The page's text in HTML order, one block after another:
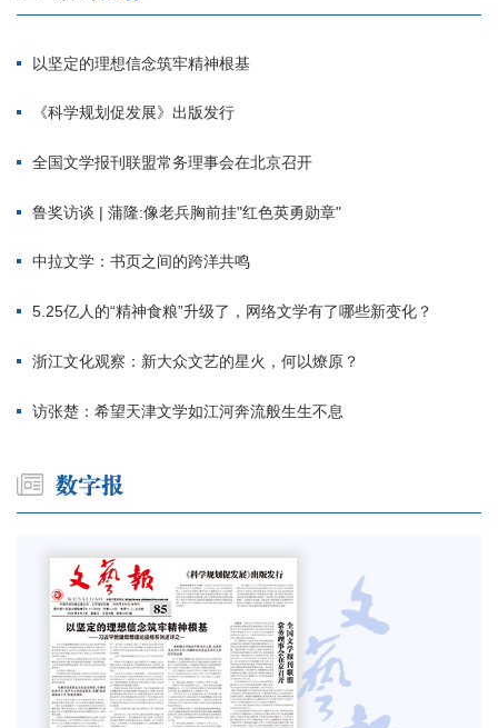
以坚定的理想信念筑牢精神根基
《科学规划促发展》出版发行
全国文学报刊联盟常务理事会在北京召开
鲁奖访谈 | 蒲隆:像老兵胸前挂"红色英勇勋章"
中拉文学：书页之间的跨洋共鸣
5.25亿人的“精神食粮”升级了，网络文学有了哪些新变化？
浙江文化观察：新大众文艺的星火，何以燎原？
访张楚：希望天津文学如江河奔流般生生不息